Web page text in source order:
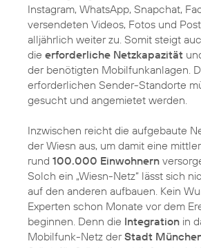
Instagram, WhatsApp, Snapchat,
versendeten Videos, Fotos und
alljährlich weiter zu. Somit steigt
die erforderliche Netzkapazität
der benötigten Mobilfunkanlagen.
erforderlichen Sender-Standorte
gesucht und angemietet werden.
Inzwischen reicht die aufgebaute
der Wiesn aus, um damit eine
rund 100.000 Einwohnern
Solch ein „Wiesn-Netz“ lässt sich
auf den anderen aufbauen. Kein
Experten schon Monate vor dem
beginnen. Denn die Integration in
Mobilfunk-Netz derStadt